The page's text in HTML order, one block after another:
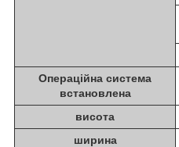
Операційна система
встановлена
висота
ширина